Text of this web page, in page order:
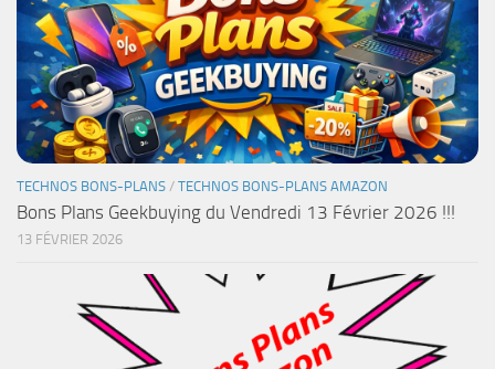
TECHNOS BONS-PLANS / TECHNOS BONS-PLANS AMAZON
Bons Plans Geekbuying du Vendredi 13 Février 2026 !!!
13 FÉVRIER 2026